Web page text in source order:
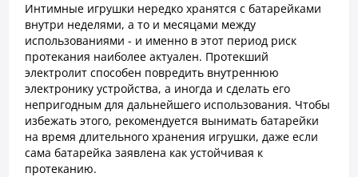
Интимные игрушки нередко хранятся с батарейками
внутри неделями, а то и месяцами между
использованиями - и именно в этот период риск
протекания наиболее актуален. Протекший
электролит способен повредить внутреннюю
электронику устройства, а иногда и сделать его
непригодным для дальнейшего использования. Чтобы
избежать этого, рекомендуется вынимать батарейки
на время длительного хранения игрушки, даже если
сама батарейка заявлена как устойчивая к
протеканию.